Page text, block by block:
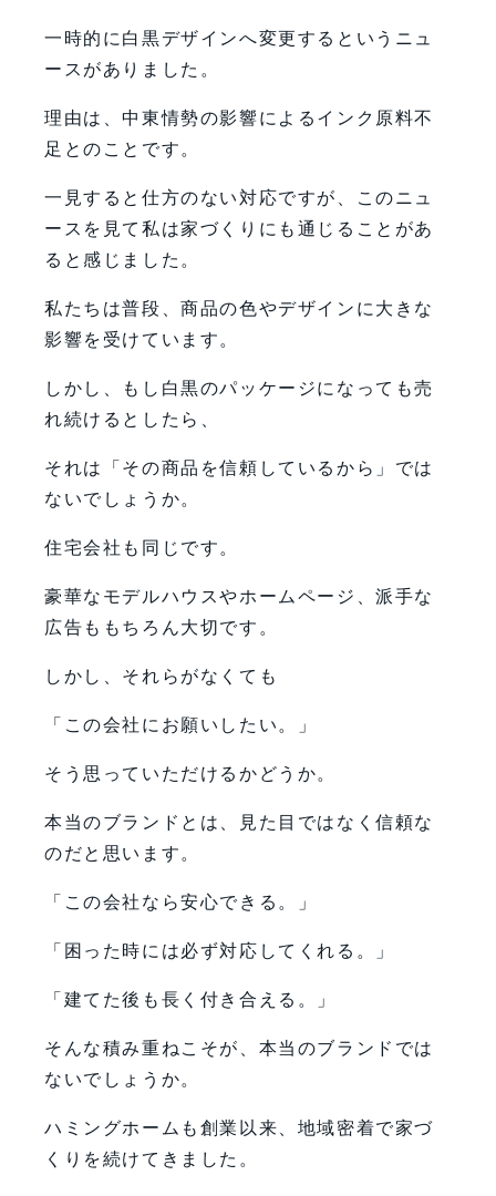
一時的に白黒デザインへ変更するというニュ
ースがありました。
理由は、中東情勢の影響によるインク原料不
足とのことです。
一見すると仕方のない対応ですが、このニュ
ースを見て私は家づくりにも通じることがあ
ると感じました。
私たちは普段、商品の色やデザインに大きな
影響を受けています。
しかし、もし白黒のパッケージになっても売
れ続けるとしたら、
それは「その商品を信頼しているから」では
ないでしょうか。
住宅会社も同じです。
豪華なモデルハウスやホームページ、派手な
広告ももちろん大切です。
しかし、それらがなくても
「この会社にお願いしたい。」
そう思っていただけるかどうか。
本当のブランドとは、見た目ではなく信頼な
のだと思います。
「この会社なら安心できる。」
「困った時には必ず対応してくれる。」
「建てた後も長く付き合える。」
そんな積み重ねこそが、本当のブランドでは
ないでしょうか。
ハミングホームも創業以来、地域密着で家づ
くりを続けてきました。